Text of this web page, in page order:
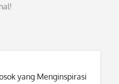
yang Menginspirasi